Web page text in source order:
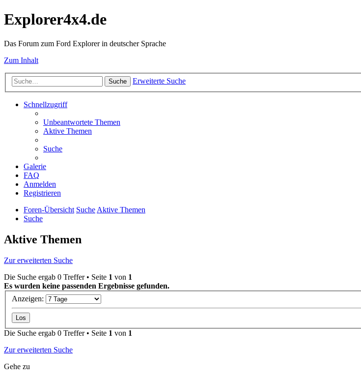
Explorer4x4.de
Das Forum zum Ford Explorer in deutscher Sprache
Zum Inhalt
Suche Erweiterte Suche
Schnellzugriff
Unbeantwortete Themen
Aktive Themen
Suche
Galerie
FAQ
Anmelden
Registrieren
Foren-Übersicht SucheAktive Themen
Suche
Aktive Themen
Zur erweiterten Suche
Die Suche ergab 0 Treffer • Seite 1 von 1
Es wurden keine passenden Ergebnisse gefunden.
Anzeigen:
Die Suche ergab 0 Treffer • Seite 1 von 1
Zur erweiterten Suche
Gehe zu